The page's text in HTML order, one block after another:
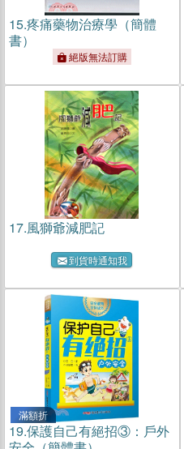
15.疼痛藥物治療學（簡體
書）
絕版無法訂購
17.風獅爺減肥記
到貨時通知我
滿額折
19.保護自己有絕招③：戶外